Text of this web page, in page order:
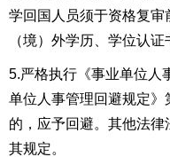
学回国人员须于资格复审
（境）外学历、学位认证
5.严格执行《事业单位人
单位人事管理回避规定
的，应予回避。其他法
其规定。